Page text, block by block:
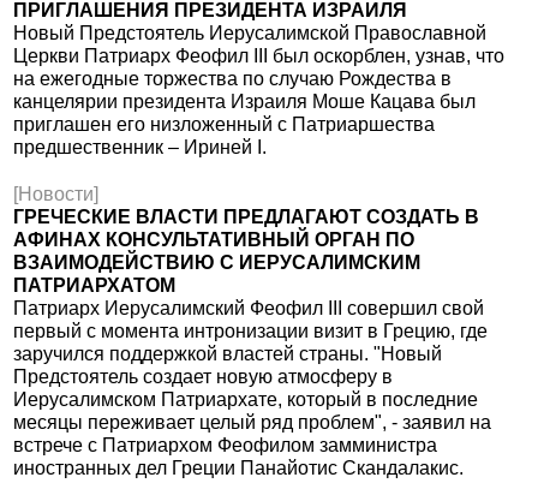
ПРИГЛАШЕНИЯ ПРЕЗИДЕНТА ИЗРАИЛЯ
Новый Предстоятель Иерусалимской Православной
Церкви Патриарх Феофил III был оскорблен, узнав, что
на ежегодные торжества по случаю Рождества в
канцелярии президента Израиля Моше Кацава был
приглашен его низложенный с Патриаршества
предшественник – Ириней I.
[Новости]
ГРЕЧЕСКИЕ ВЛАСТИ ПРЕДЛАГАЮТ СОЗДАТЬ В
АФИНАХ КОНСУЛЬТАТИВНЫЙ ОРГАН ПО
ВЗАИМОДЕЙСТВИЮ С ИЕРУСАЛИМСКИМ
ПАТРИАРХАТОМ
Патриарх Иерусалимский Феофил III совершил свой
первый с момента интронизации визит в Грецию, где
заручился поддержкой властей страны. "Новый
Предстоятель создает новую атмосферу в
Иерусалимском Патриархате, который в последние
месяцы переживает целый ряд проблем", - заявил на
встрече с Патриархом Феофилом замминистра
иностранных дел Греции Панайотис Скандалакис.